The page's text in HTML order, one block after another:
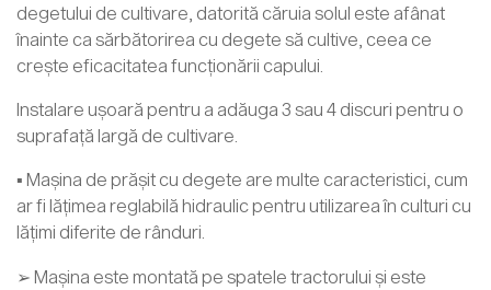
degetului de cultivare, datorită căruia solul este afânat
înainte ca sărbătorirea cu degete să cultive, ceea ce
crește eficacitatea funcționării capului.
Instalare ușoară pentru a adăuga 3 sau 4 discuri pentru o
suprafață largă de cultivare.
▪ Mașina de prășit cu degete are multe caracteristici, cum
ar fi lățimea reglabilă hidraulic pentru utilizarea în culturi cu
lățimi diferite de rânduri.
➢ Mașina este montată pe spatele tractorului și este